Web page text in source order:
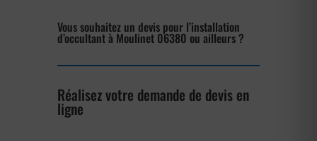
Vous souhaitez un devis pour l’installation
d’occultant à Moulinet 06380 ou ailleurs ?
Réalisez votre demande de devis en
ligne